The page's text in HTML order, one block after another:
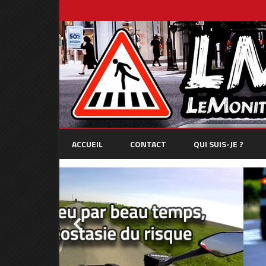
ACCUEIL CONTACT QUI SUIS-JE ?